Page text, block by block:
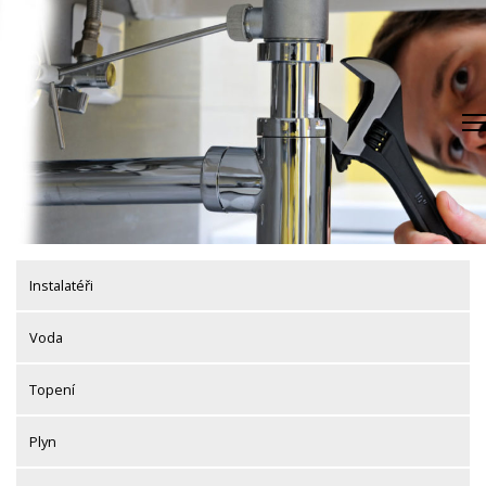
content
Instalatéři
Voda
Topení
Plyn